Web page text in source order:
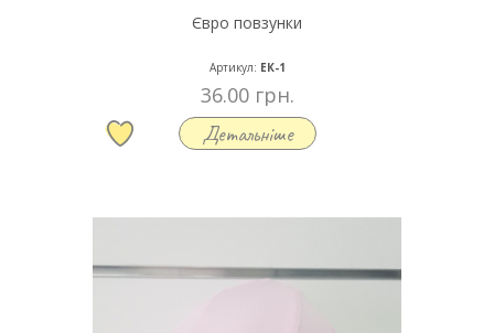
Євро повзунки
Артикул: ЕК-1
36.00 грн.
Детальніше